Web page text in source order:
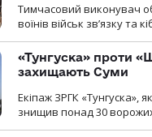
Тимчасовий виконувач
воїнів військ зв’язку та
«Тунгуска» проти
захищають Суми
Екіпаж ЗРГК «Тунгуска»,
знищив понад 30